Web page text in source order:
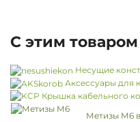
С этим
Несущие
Аксессуары для
Крышка кабельного
Метизы М6